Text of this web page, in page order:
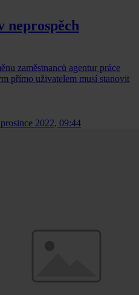
neprospěch
zaměstnanců agentur práce
přímo uživatelem musí stanovit
2022, 09:44